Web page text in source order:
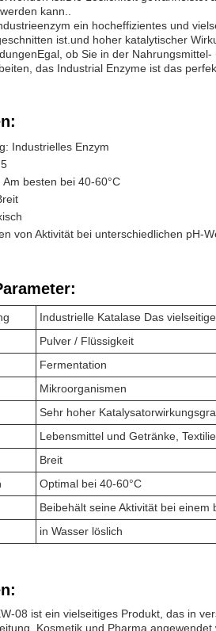
kann..
ein hocheffizientes und
ist.und hoher katalytischer
ob Sie in der
das Industrial Enzyme ist das
Industrielles Enzym
besten bei 40-60°C
von Aktivität bei unterschiedlichen pH-
Industrielle Katalase Das
Pulver / Flüssigkeit
Fermentation
Mikroorganismen
Sehr hoher
Lebensmittel und Getränke,
Breit
Optimal bei 40-60°C
Beibehält seine Aktivität bei
in Wasser löslich
08 ist ein vielseitiges Produkt, das in
Kosmetik und Pharma